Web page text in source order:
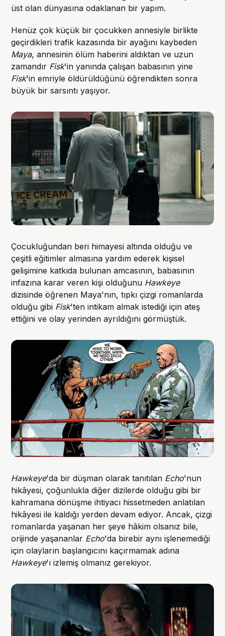
üst olan dünyasına odaklanan bir yapım.
Henüz çok küçük bir çocukken annesiyle birlikte
geçirdikleri trafik kazasında bir ayağını kaybeden
Maya, annesinin ölüm haberini aldıktan ve uzun
zamandır Fisk'in yanında çalışan babasının yine
Fisk'in emriyle öldürüldüğünü öğrendikten sonra
büyük bir sarsıntı yaşıyor.
Çocukluğundan beri himayesi altında olduğu ve
çeşitli eğitimler almasına yardım ederek kişisel
gelişimine katkıda bulunan amcasının, babasının
infazına karar veren kişi olduğunu Hawkeye
dizisinde öğrenen Maya'nın, tıpkı çizgi romanlarda
olduğu gibi Fisk'ten intikam almak istediği için ateş
ettiğini ve olay yerinden ayrıldığını görmüştük.
Hawkeye'da bir düşman olarak tanıtılan Echo'nun
hikâyesi, çoğunlukla diğer dizilerde olduğu gibi bir
kahramana dönüşme ihtiyacı hissetmeden anlatılan
hikâyesi ile kaldığı yerden devam ediyor. Ancak, çizgi
romanlarda yaşanan her şeye hâkim olsanız bile,
orijinde yaşananlar Echo'da birebir aynı işlenemediği
için olayların başlangıcını kaçırmamak adına
Hawkeye'ı izlemiş olmanız gerekiyor.